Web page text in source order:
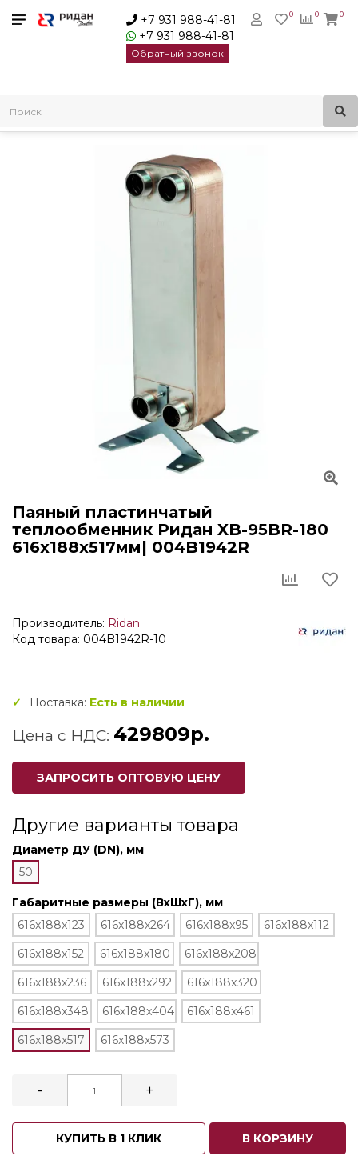
+7 931 988-41-81
+7 931 988-41-81
Обратный звонок
0
0 0
Пластинчатые теплообменники
Паяный пластинчатый теплообменник Ридан XB-95BR-180
616x188x517мм| 004B1942R
Паяный пластинчатый
теплообменник Ридан XB-95BR-180
616x188x517мм| 004B1942R
Производитель: Ridan
Код товара: 004B1942R-10
Поставка: Есть в наличии
Цена с НДС: 429809р.
ЗАПРОСИТЬ ОПТОВУЮ ЦЕНУ
Другие варианты товара
Диаметр ДУ (DN), мм
50
Габаритные размеры (ВхШхГ), мм
616x188x123
616x188x264 616x188x95
616x188x112
616x188x152
616x188x180
616x188x208
616x188x236
616x188x292
616x188x320
616x188x348
616x188x404
616x188x461
616x188x517
616x188x573
- +
КУПИТЬ В 1 КЛИК В КОРЗИНУ